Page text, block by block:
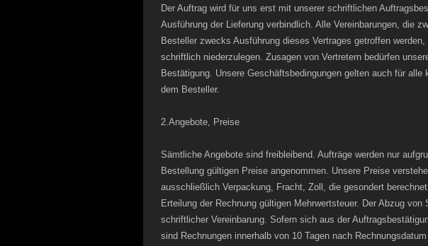
Der Auftrag wird für uns erst mit unserer schriftlichen
Ausführung der Lieferung verbindlich. Alle Vereinbarungen, die
Besteller zwecks Ausführung dieses Vertrages getroffen
schriftlich niederzulegen. Zusagen von Vertretern bedürfen
Bestätigung. Unsere Geschäftsbedingungen gelten auch für alle
dem Besteller.
2.Angebote, Preise
Sämtliche Angebote sind freibleibend. Aufträge werden nur
Bestellung gültigen Preise angenommen. Unsere Preise
ausschließlich Verpackung, Fracht, Zoll, die gesondert
Erteilung der Rechnung gültigen Mehrwertsteuer. Der Abzug von
schriftlicher Vereinbarung. Sofern sich aus der
sind Rechnungen innerhalb von 10 Tagen nach